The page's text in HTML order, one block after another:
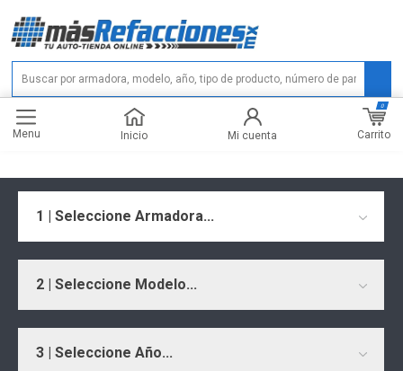
Menu Inicio Mi cuenta Carrito
0
1 | Seleccione Armadora...
2 | Seleccione Modelo...
3 | Seleccione Año...